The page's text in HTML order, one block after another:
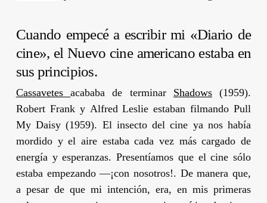
Cuando empecé a escribir mi «Diario de
cine», el Nuevo cine americano estaba en
sus principios.
Cassavetes acababa de terminar Shadows(1959).
Robert Franky Alfred Leslie estaban filmandoPull
My Daisy (1959). El insecto del cine ya nos había
mordido y el aire estaba cada vez más cargado de
energía y esperanzas. Presentíamos que el cine sólo
estaba empezando —¡con nosotros!. De manera que,
a pesar de que mi intención, era, en mis primeras